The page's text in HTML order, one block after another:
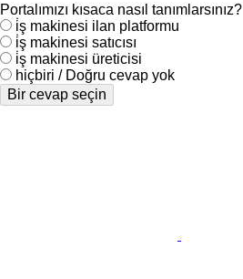
Portalımızı kısaca nasıl tanımlarsınız?
i̇ş makinesi ilan platformu
i̇ş makinesi satıcısı
i̇ş makinesi üreticisi
hiçbiri / Doğru cevap yok
Bir cevap seçin